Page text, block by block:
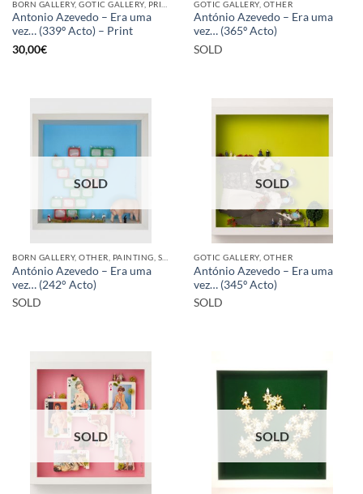
Antonio Azevedo – Era uma
vez… (339º Acto) – Print
30,00€
GOTIC GALLERY, OTHER
António Azevedo – Era uma
vez… (365º Acto)
SOLD
SOLD
António Azevedo – Era uma
vez… (242° Acto)
SOLD
SOLD
GOTIC GALLERY, OTHER
António Azevedo – Era uma
vez… (345º Acto)
SOLD
SOLD SOLD